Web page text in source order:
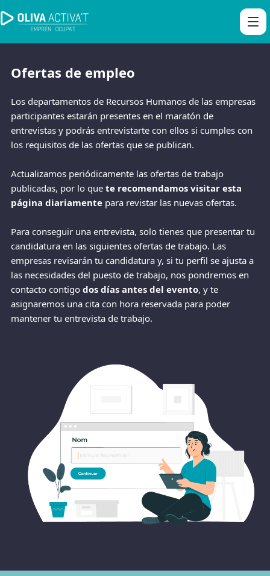
Ofertas de empleo
Los departamentos de Recursos Humanos de las empresas
participantes estarán presentes en el maratón de
entrevistas y podrás entrevistarte con ellos si cumples con
los requisitos de las ofertas que se publican.
Actualizamos periódicamente las ofertas de trabajo
publicadas, por lo que te recomendamos visitar esta
página diariamente para revistar las nuevas ofertas.
Para conseguir una entrevista, solo tienes que presentar tu
candidatura en las siguientes ofertas de trabajo. Las
empresas revisarán tu candidatura y, si tu perfil se ajusta a
las necesidades del puesto de trabajo, nos pondremos en
contacto contigo dos días antes del evento, y te
asignaremos una cita con hora reservada para poder
mantener tu entrevista de trabajo.